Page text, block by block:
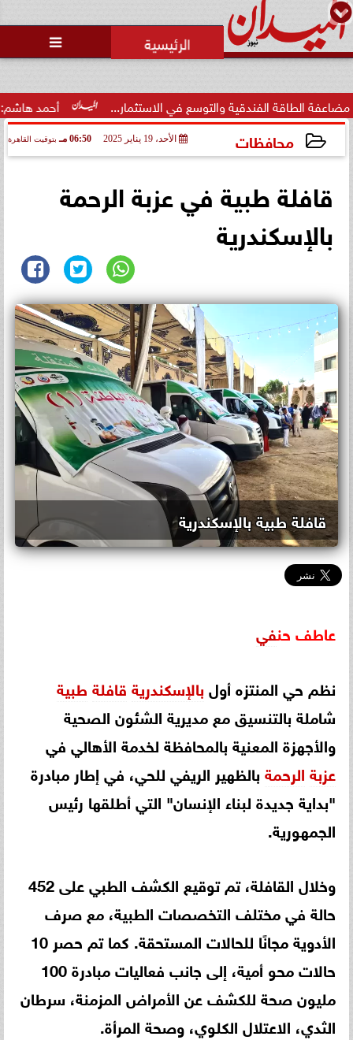

أحمد هاشم: الإعلام الفندقية والتوسع في الاستثمار...
محافظات الأحد، 19 يناير 2025 06:50 مـ بتوقيت القاهرة
قافلة طبية في عزبة الرحمة
بالإسكندرية
قافلة طبية بالإسكندرية
عاطف حنفي
نظم حي المنتزه أول بالإسكندرية قافلة طبية
شاملة بالتنسيق مع مديرية الشئون الصحية
والأجهزة المعنية بالمحافظة لخدمة الأهالي في
عزبة الرحمة بالظهير الريفي للحي، في إطار مبادرة
"بداية جديدة لبناء الإنسان" التي أطلقها رئيس
الجمهورية.
وخلال القافلة، تم توقيع الكشف الطبي على 452
حالة في مختلف التخصصات الطبية، مع صرف
الأدوية مجانًا للحالات المستحقة. كما تم حصر 10
حالات محو أمية، إلى جانب فعاليات مبادرة 100
مليون صحة للكشف عن الأمراض المزمنة، سرطان
الثدي، الاعتلال الكلوي، وصحة المرأة.